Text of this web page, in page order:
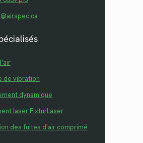
de vibration
dynamique
laser FixturLaser
des fuites d'air comprimé